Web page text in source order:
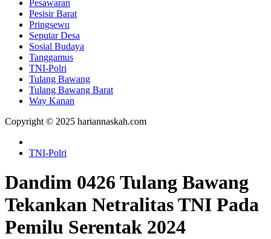
Pesawaran
Pesisir Barat
Pringsewu
Seputar Desa
Sosial Budaya
Tanggamus
TNI-Polri
Tulang Bawang
Tulang Bawang Barat
Way Kanan
Copyright © 2025 hariannaskah.com
TNI-Polri
Dandim 0426 Tulang Bawang
Tekankan Netralitas TNI Pada
Pemilu Serentak 2024